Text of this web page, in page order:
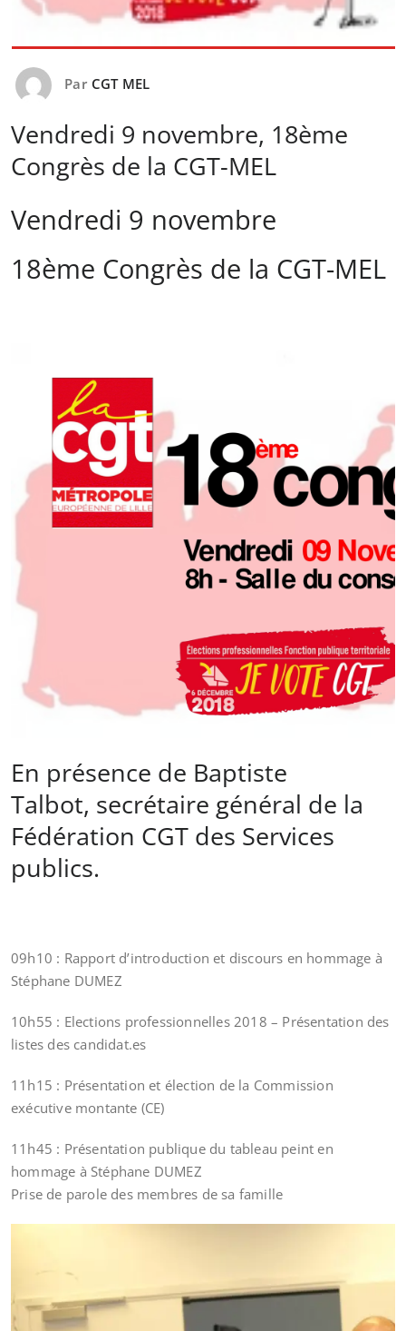
Par CGT MEL
Vendredi 9 novembre, 18ème
Congrès de la CGT-MEL
Vendredi 9 novembre
18ème Congrès de la CGT-MEL
En présence de Baptiste
Talbot, secrétaire général de la
Fédération CGT des Services
publics.
09h10 : Rapport d’introduction et discours en hommage à
Stéphane DUMEZ
10h55 : Elections professionnelles 2018 – Présentation des
listes des candidat.es
11h15 : Présentation et élection de la Commission
exécutive montante (CE)
11h45 : Présentation publique du tableau peint en
hommage à Stéphane DUMEZ
Prise de parole des membres de sa famille